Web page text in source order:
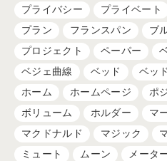
プライバシー
プライベート
プラン
フランスパン ブ
プロジェクト
ペーパー
ベジェ曲線
ベッド ベッ
ホーム
ホームページ ポ
ボリューム
ホルダー マ
マクドナルド
マジック
ミュート
ムーン メータ